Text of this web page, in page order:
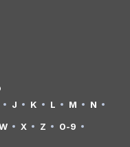
J K L M
N
X Z 0-9